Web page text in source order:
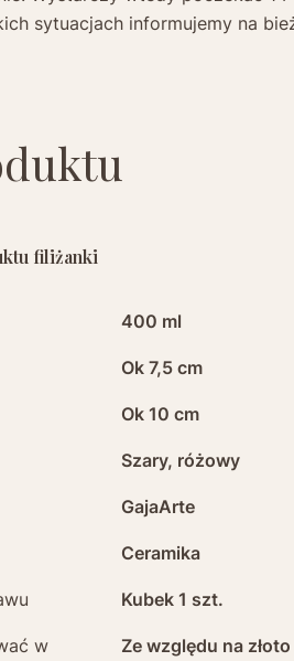
sytuacjach informujemy na
filiżanki
400 ml
Ok 7,5 cm
Ok 10 cm
Szary, różowy
GajaArte
Ceramika
Kubek 1 szt.
w
Ze względu na